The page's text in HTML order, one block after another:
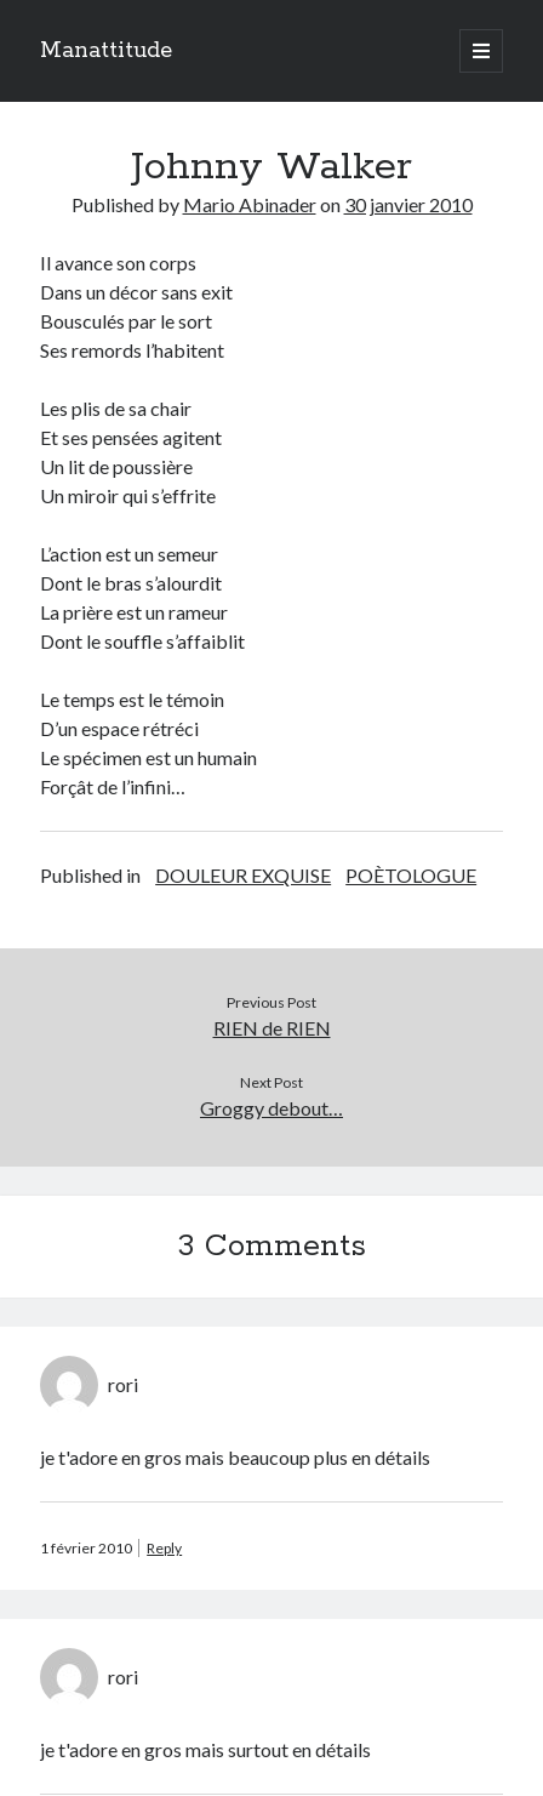
Manattitude
open
primary
Sidebar
C’est qui moi ?
Doit-on haïr la mort ?
Le réveil de l’ange…
TOUTES LES PUBLICATIONS
TOUTES
Search
Archives
Archives
Johnny Walker
Published by Mario Abinaderon 30 janvier 2010
Il avance son corps
Dans un décor sans exit
Bousculés par le sort
Ses remords l’habitent
Les plis de sa chair
Et ses pensées agitent
Un lit de poussière
Un miroir qui s’effrite
L’action est un semeur
Dont le bras s’alourdit
La prière est un rameur
Dont le souffle s’affaiblit
Le temps est le témoin
D’un espace rétréci
Le spécimen est un humain
Forçât de l’infini…
Published in DOULEUR EXQUISE POÈTOLOGUE
Previous Post
RIEN de RIEN
Next Post
Groggy debout…
3 Comments
rori
je t'adore en gros mais beaucoup plus en détails
1 février 2010 Reply
rori
je t'adore en gros mais surtout en détails